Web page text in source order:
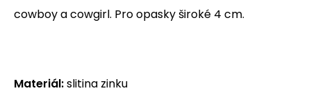
cowboy a cowgirl. Pro opasky široké 4 cm.
Materiál:slitina zinku